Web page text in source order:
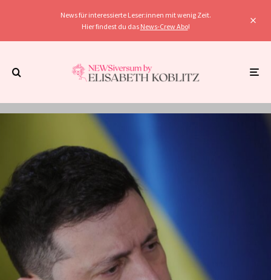
News für interessierte Leser:innen mit wenig Zeit.
Hier findest du das News-Crew Abo!